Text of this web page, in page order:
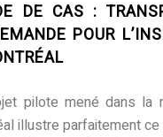
DE CAS :
POUR
pilote mené dans la
illustre parfaitement